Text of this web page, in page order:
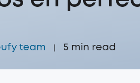
team 5 min read